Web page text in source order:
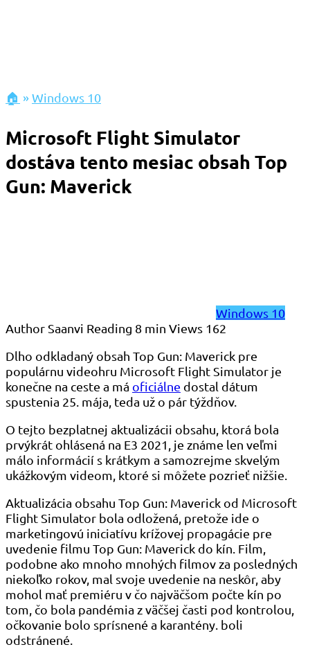
🏠 »Windows 10
Microsoft Flight Simulator
dostáva tento mesiac obsah Top
Gun: Maverick
Windows 10
Author Saanvi Reading 8 min Views 162
Dlho odkladaný obsah Top Gun: Maverick pre
populárnu videohru Microsoft Flight Simulator je
konečne na ceste a má oficiálne dostal dátum
spustenia 25. mája, teda už o pár týždňov.
O tejto bezplatnej aktualizácii obsahu, ktorá bola
prvýkrát ohlásená na E3 2021, je známe len veľmi
málo informácií s krátkym a samozrejme skvelým
ukážkovým videom, ktoré si môžete pozrieť nižšie.
Aktualizácia obsahu Top Gun: Maverick od Microsoft
Flight Simulator bola odložená, pretože ide o
marketingovú iniciatívu krížovej propagácie pre
uvedenie filmu Top Gun: Maverick do kín. Film,
podobne ako mnoho mnohých filmov za posledných
niekoľko rokov, mal svoje uvedenie na neskôr, aby
mohol mať premiéru v čo najväčšom počte kín po
tom, čo bola pandémia z väčšej časti pod kontrolou,
očkovanie bolo sprísnené a karantény. boli
odstránené.